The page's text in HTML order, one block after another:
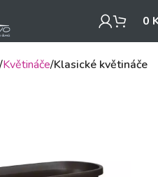
0
Květináče Klasické květináče